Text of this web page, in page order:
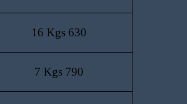
16 Kgs 630
7 Kgs 790